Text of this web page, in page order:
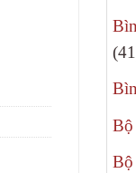
41
Bộ
Bộ